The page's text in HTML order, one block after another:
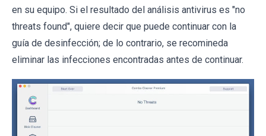
en su equipo. Si el resultado del análisis antivirus es "no
threats found", quiere decir que puede continuar con la
guía de desinfección; de lo contrario, se recomineda
eliminar las infecciones encontradas antes de continuar.